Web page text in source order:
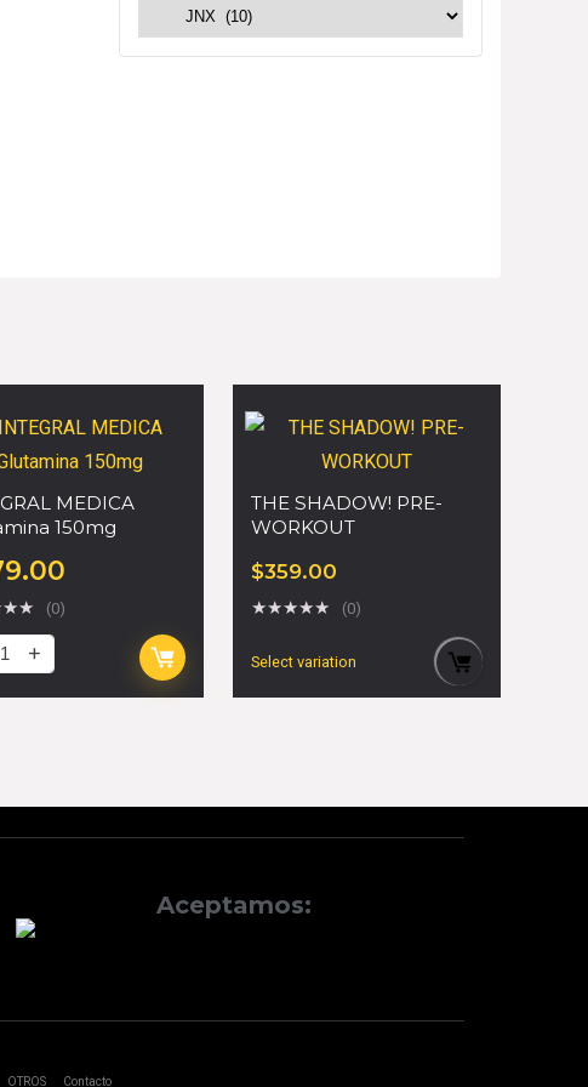
MEDICA
150mg
★★ (0)
THE SHADOW! PRE-
WORKOUT
$359.00
★★★★★ (0)
Select variation
Aceptamos:
OTROS Contacto